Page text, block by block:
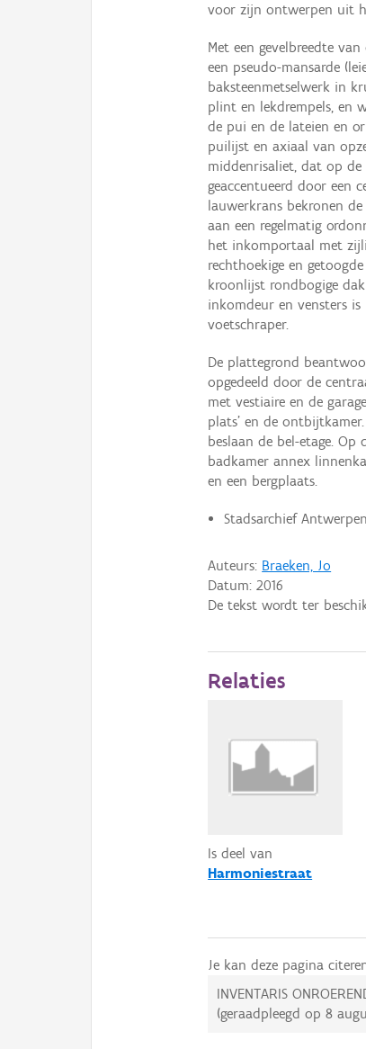
voor zijn ontwerpen uit
Met een gevelbreedte
een pseudo-mansarde
baksteenmetselwerk in
plint en lekdrempels, en
de pui en de lateien en
puilijst en axiaal van
middenrisaliet, dat op
geaccentueerd door een
lauwerkrans bekronen
aan een regelmatig
het inkomportaal met
rechthoekige en
kroonlijst rondbogige
inkomdeur en vensters
voetschraper.
De plattegrond
opgedeeld door de
met vestiaire en de
plats' en de
beslaan de bel-etage.
badkamer annex
en een bergplaats.
Stadsarchief
Auteurs: Braeken, Jo
Datum:2016
De tekst wordt ter
Relaties
Is deel van
Harmoniestraat
Je kan deze pagina
INVENTARIS
(geraadpleegd op8